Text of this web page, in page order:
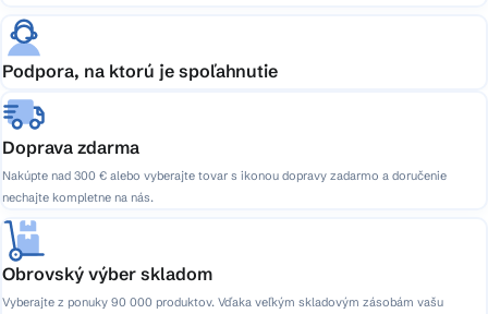
Podpora, na ktorú je spoľahnutie
Doprava zdarma
Nakúpte nad 300 € alebo vyberajte tovar s ikonou dopravy zadarmo a doručenie
nechajte kompletne na nás.
Obrovský výber skladom
Vyberajte z ponuky 90 000 produktov. Vďaka veľkým skladovým zásobám vašu